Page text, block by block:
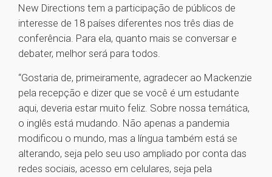
New Directions tem a participação de públicos de
interesse de 18 países diferentes nos três dias de
conferência. Para ela, quanto mais se conversar e
debater, melhor será para todos.
“Gostaria de, primeiramente, agradecer ao Mackenzie
pela recepção e dizer que se você é um estudante
aqui, deveria estar muito feliz. Sobre nossa temática,
o inglês está mudando. Não apenas a pandemia
modificou o mundo, mas a língua também está se
alterando, seja pelo seu uso ampliado por conta das
redes sociais, acesso em celulares, seja pela